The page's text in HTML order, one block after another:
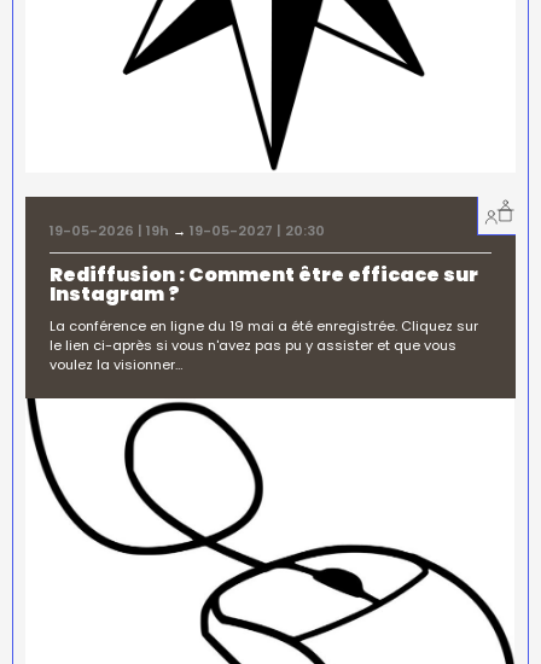
19-05-2026 | 19h → 19-05-2027 | 20:30
Rediffusion : Comment être efficace sur
Instagram ?
La conférence en ligne du 19 mai a été enregistrée. Cliquez sur
le lien ci-après si vous n'avez pas pu y assister et que vous
voulez la visionner…